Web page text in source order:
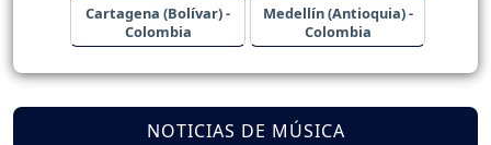
Cartagena (Bolívar) -
Colombia
Medellín (Antioquia) -
Colombia
NOTICIAS DE MÚSICA